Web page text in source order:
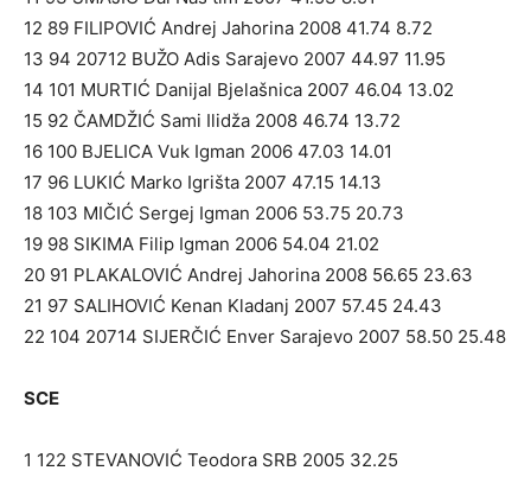
12 89 FILIPOVIĆ Andrej Jahorina 2008 41.74 8.72
13 94 20712 BUŽO Adis Sarajevo 2007 44.97 11.95
14 101 MURTIĆ Danijal Bjelašnica 2007 46.04 13.02
15 92 ČAMDŽIĆ Sami Ilidža 2008 46.74 13.72
16 100 BJELICA Vuk Igman 2006 47.03 14.01
17 96 LUKIĆ Marko Igrišta 2007 47.15 14.13
18 103 MIČIĆ Sergej Igman 2006 53.75 20.73
19 98 SIKIMA Filip Igman 2006 54.04 21.02
20 91 PLAKALOVIĆ Andrej Jahorina 2008 56.65 23.63
21 97 SALIHOVIĆ Kenan Kladanj 2007 57.45 24.43
22 104 20714 SIJERČIĆ Enver Sarajevo 2007 58.50 25.48
SCE
1 122 STEVANOVIĆ Teodora SRB 2005 32.25